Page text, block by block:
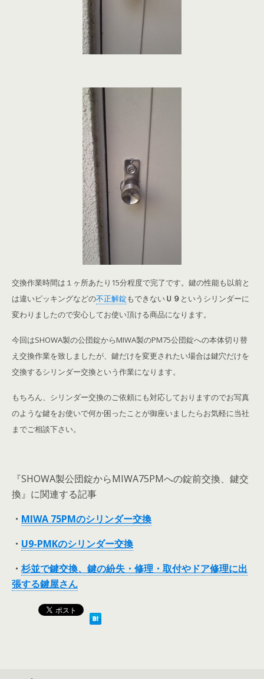
交換作業時間は１ヶ所あたり15分程度で完了です。鍵の性能も以前と
は違いピッキングなどの不正解錠もできないＵ９ というシリンダーに
変わりましたので安心してお使い頂ける商品になります。
今回はSHOWA製の公団錠からMIWA製のPM75公団錠への本体切り替
え交換作業を致しましたが、鍵だけを変更されたい場合は鍵穴だけを
交換するシリンダー交換という作業になります。
もちろん、シリンダー交換のご依頼にも対応しておりますのでお写真
のような鍵をお使いで何か困ったことが御座いましたらお気軽に当社
までご相談下さい。
『SHOWA製公団錠からMIWA75PMへの錠前交換、鍵交
換』に関連する記事
・ MIWA 75PMのシリンダー交換
・ U9-PMKのシリンダー交換
・ 杉並で鍵交換、鍵の紛失・修理・取付やドア修理に出
張する鍵屋さん